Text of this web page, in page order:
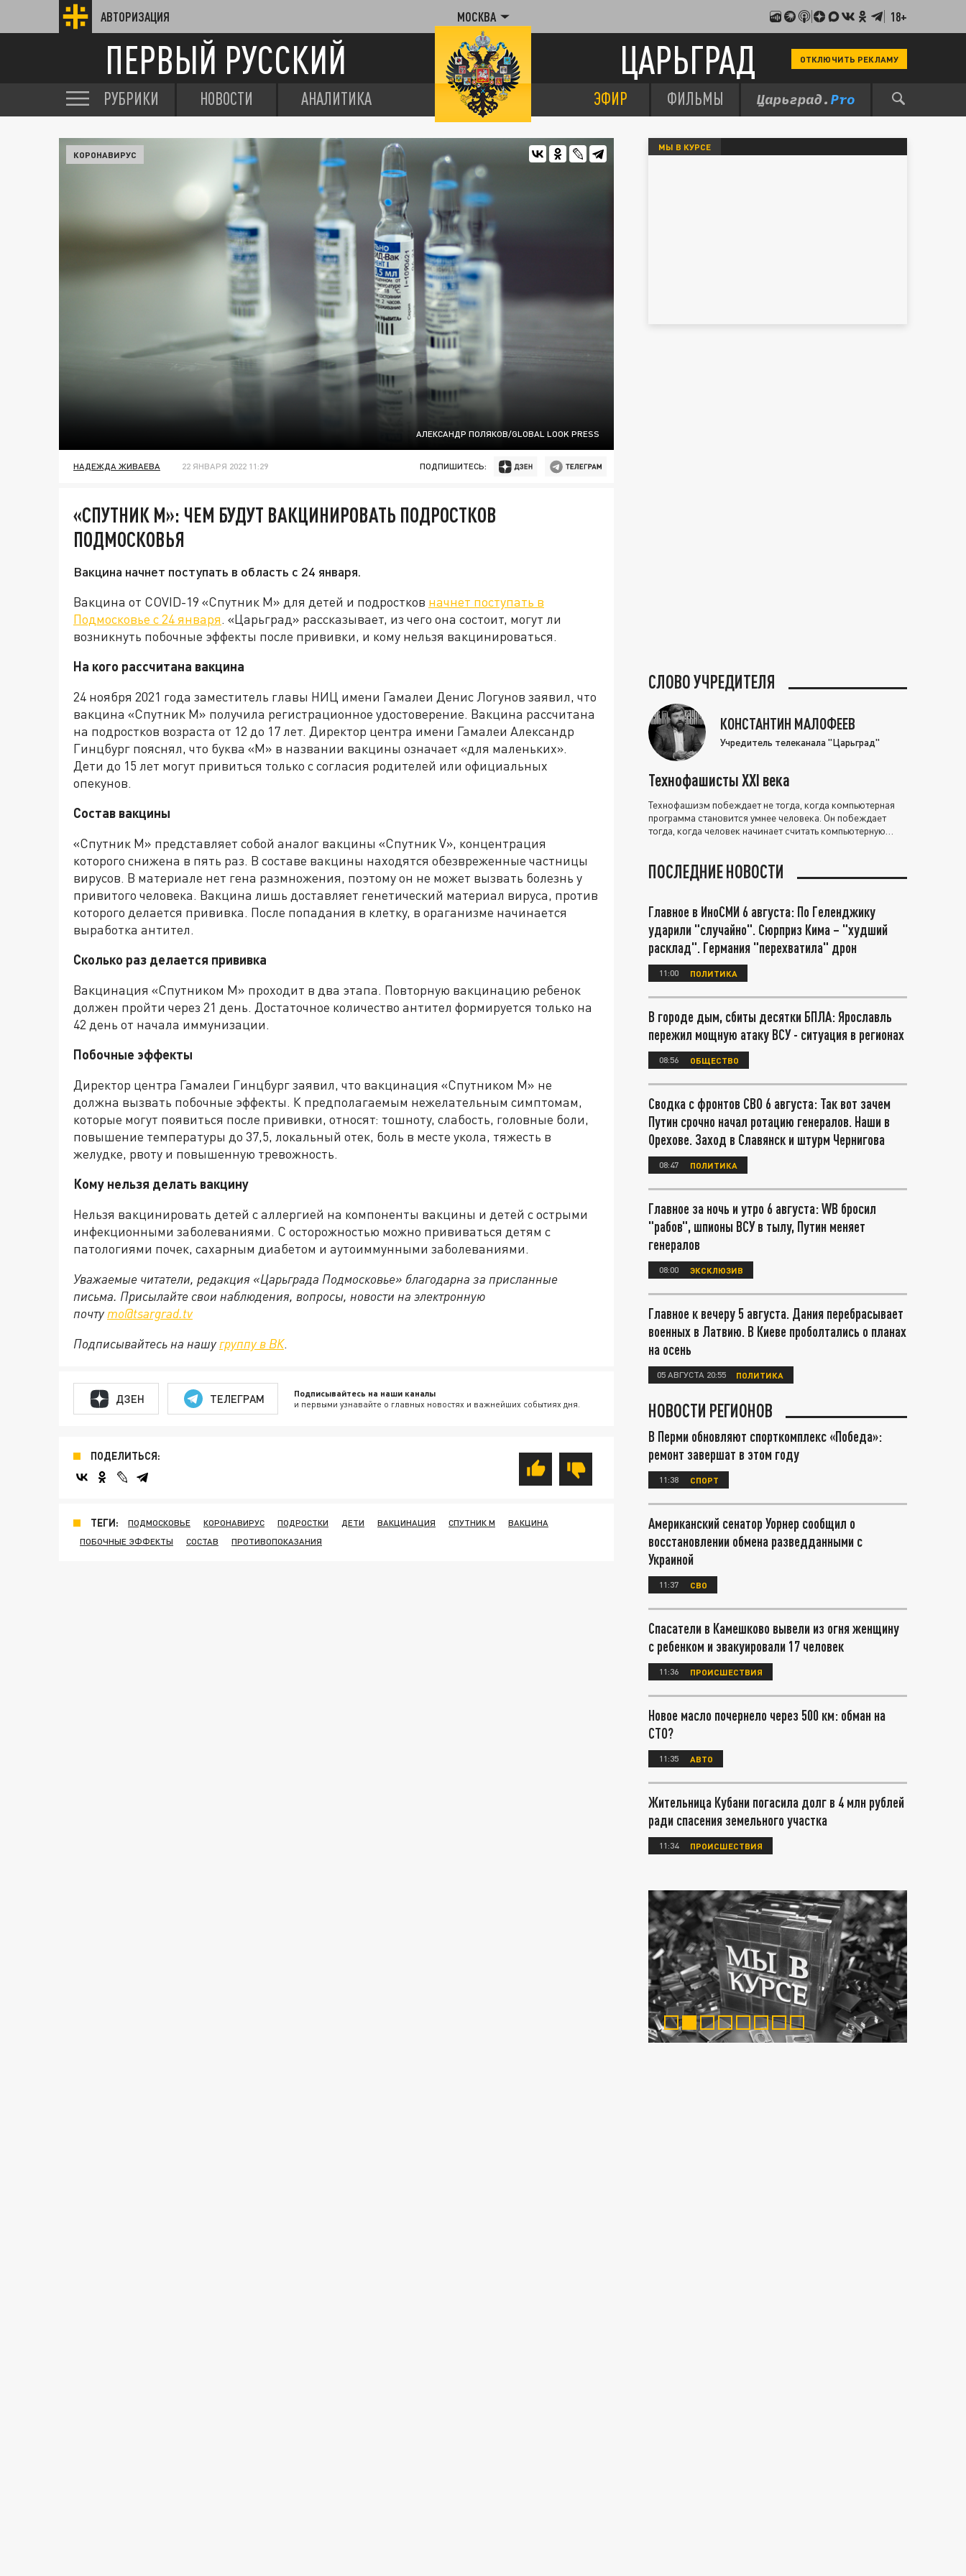
АВТОРИЗАЦИЯ МОСКВА 18+
ПЕРВЫЙ РУССКИЙ ЦАРЬГРАД ОТКЛЮЧИТЬ РЕКЛАМУ
РУБРИКИ НОВОСТИ АНАЛИТИКА ЭФИР ФИЛЬМЫ
АЛЕКСАНДР ПОЛЯКОВ/GLOBAL LOOK PRESS
КОРОНАВИРУС
НАДЕЖДА ЖИВАЕВА 22 ЯНВАРЯ 2022 11:29 ПОДПИШИТЕСЬ:
«СПУТНИК М»: ЧЕМ БУДУТ ВАКЦИНИРОВАТЬ ПОДРОСТКОВ
ПОДМОСКОВЬЯ
Вакцина начнет поступать в область с 24 января.
Вакцина от COVID-19 «Спутник М» для детей и подростков начнет поступать в
Подмосковье с 24 января. «Царьград» рассказывает, из чего она состоит, могут ли
возникнуть побочные эффекты после прививки, и кому нельзя вакцинироваться.
На кого рассчитана вакцина
24 ноября 2021 года заместитель главы НИЦ имени Гамалеи Денис Логунов заявил, что
вакцина «Спутник М» получила регистрационное удостоверение. Вакцина рассчитана
на подростков возраста от 12 до 17 лет. Директор центра имени Гамалеи Александр
Гинцбург пояснял, что буква «М» в названии вакцины означает «для маленьких».
Дети до 15 лет могут привиться только с согласия родителей или официальных
опекунов.
Состав вакцины
«Спутник М» представляет собой аналог вакцины «Спутник V», концентрация
которого снижена в пять раз. В составе вакцины находятся обезвреженные частницы
вирусов. В материале нет гена размножения, поэтому он не может вызвать болезнь у
привитого человека. Вакцина лишь доставляет генетический материал вируса, против
которого делается прививка. После попадания в клетку, в ораганизме начинается
выработка антител.
Сколько раз делается прививка
Вакцинация «Спутником М» проходит в два этапа. Повторную вакцинацию ребенок
должен пройти через 21 день. Достаточное количество антител формируется только на
42 день от начала иммунизации.
Побочные эффекты
Директор центра Гамалеи Гинцбург заявил, что вакцинация «Спутником М» не
должна вызвать побочные эффекты. К предполагаемым нежелательным симптомам,
которые могут появиться после прививки, относят: тошноту, слабость, головные боли,
повышение температуры до 37,5, локальный отек, боль в месте укола, тяжесть в
желудке, рвоту и повышенную тревожность.
Кому нельзя делать вакцину
Нельзя вакцинировать детей с аллергией на компоненты вакцины и детей с острыми
инфекционными заболеваниями. С осторожностью можно прививаться детям с
патологиями почек, сахарным диабетом и аутоиммунными заболеваниями.
Уважаемые читатели, редакция «Царьграда Подмосковье» благодарна за присланные
письма. Присылайте свои наблюдения, вопросы, новости на электронную
почту mo@tsargrad.tv
Подписывайтесь на нашу группу в ВК.
ДЗЕН ТЕЛЕГРАМ Подписывайтесь на наши каналы
и первыми узнавайте о главных новостях и важнейших событиях дня.
ПОДЕЛИТЬСЯ:
ТЕГИ: ПОДМОСКОВЬЕ КОРОНАВИРУС ПОДРОСТКИ ДЕТИ ВАКЦИНАЦИЯ СПУТНИК M
ВАКЦИНА
ПОБОЧНЫЕ ЭФФЕКТЫ
СОСТАВ ПРОТИВОПОКАЗАНИЯ
МЫ В КУРСЕ
СЛОВО УЧРЕДИТЕЛЯ
КОНСТАНТИН МАЛОФЕЕВ
Учредитель телеканала "Царьград"
Технофашисты XXI века
Технофашизм побеждает не тогда, когда компьютерная
программа становится умнее человека. Он побеждает
тогда, когда человек начинает считать компьютерную
ПОСЛЕДНИЕ НОВОСТИ
Главное в ИноСМИ 6 августа: По Геленджику
ударили "случайно". Сюрприз Кима – "худший
расклад". Германия "перехватила" дрон
11:00 ПОЛИТИКА
В городе дым, сбиты десятки БПЛА: Ярославль
пережил мощную атаку ВСУ - ситуация в регионах
08:56 ОБЩЕСТВО
Сводка с фронтов СВО 6 августа: Так вот зачем
Путин срочно начал ротацию генералов. Наши в
Орехове. Заход в Славянск и штурм Чернигова
08:47 ПОЛИТИКА
Главное за ночь и утро 6 августа: WB бросил
"рабов", шпионы ВСУ в тылу, Путин меняет
генералов
08:00 ЭКСКЛЮЗИВ
Главное к вечеру 5 августа. Дания перебрасывает
военных в Латвию. В Киеве проболтались о планах
на осень
05 АВГУСТА 20:55 ПОЛИТИКА
НОВОСТИ РЕГИОНОВ
В Перми обновляют спорткомплекс «Победа»:
ремонт завершат в этом году
11:38 СПОРТ
Американский сенатор Уорнер сообщил о
восстановлении обмена разведданными с
Украиной
11:37 СВО
Спасатели в Камешково вывели из огня женщину
с ребенком и эвакуировали 17 человек
11:36 ПРОИСШЕСТВИЯ
Новое масло почернело через 500 км: обман на
СТО?
11:35 АВТО
Жительница Кубани погасила долг в 4 млн рублей
ради спасения земельного участка
11:34 ПРОИСШЕСТВИЯ